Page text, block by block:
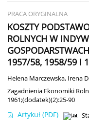
PRACA ORYGINALNA
KOSZTY
ROLNYCH W
1957/58, 1958/59 I
Helena Marczewska, Irena
Zagadnienia Ekonomiki
1961;(dodatek)(2):25-90
Artykuł (PDF)